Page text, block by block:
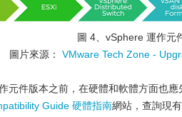
圖 4、vSphere 運作元
圖片來源： VMware Tech Zone -
元件版本之前，在硬體和軟體方面也
Guide 硬體指南網站，查詢現